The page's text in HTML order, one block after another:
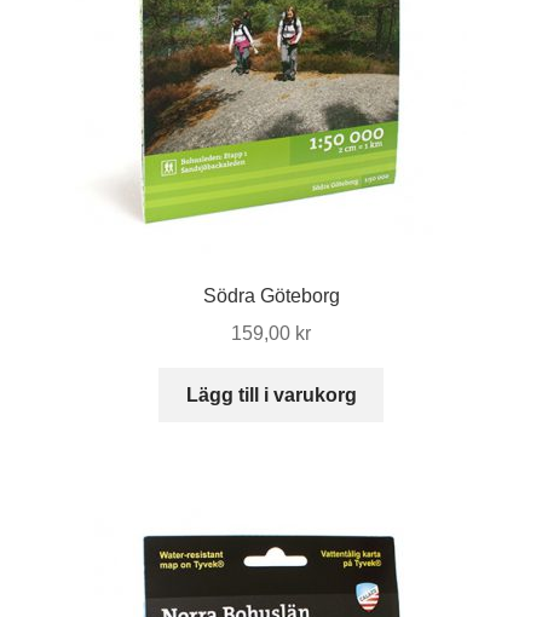
Södra Göteborg
159,00 kr
Lägg till i varukorg